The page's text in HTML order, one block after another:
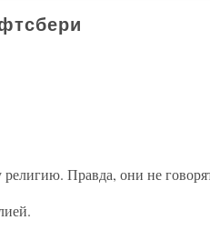
Правда, они не